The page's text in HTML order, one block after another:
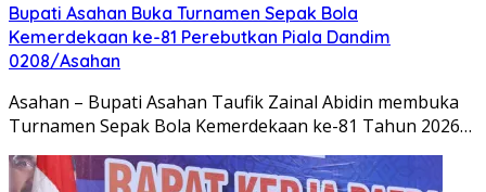
Bupati Asahan Buka Turnamen Sepak Bola
Kemerdekaan ke-81 Perebutkan Piala Dandim
0208/Asahan
Asahan – Bupati Asahan Taufik Zainal Abidin membuka
Turnamen Sepak Bola Kemerdekaan ke-81 Tahun 2026…